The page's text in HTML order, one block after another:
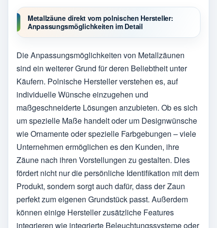
Metallzäune direkt vom polnischen Hersteller:
Anpassungsmöglichkeiten im Detail
Die Anpassungsmöglichkeiten von Metallzäunen
sind ein weiterer Grund für deren Beliebtheit unter
Käufern. Polnische Hersteller verstehen es, auf
individuelle Wünsche einzugehen und
maßgeschneiderte Lösungen anzubieten. Ob es sich
um spezielle Maße handelt oder um Designwünsche
wie Ornamente oder spezielle Farbgebungen – viele
Unternehmen ermöglichen es den Kunden, ihre
Zäune nach ihren Vorstellungen zu gestalten. Dies
fördert nicht nur die persönliche Identifikation mit dem
Produkt, sondern sorgt auch dafür, dass der Zaun
perfekt zum eigenen Grundstück passt. Außerdem
können einige Hersteller zusätzliche Features
integrieren wie integrierte Beleuchtungssysteme oder